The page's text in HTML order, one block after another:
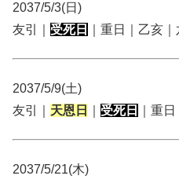
2037/5/3(日)
友引｜ 受死日 ｜重日｜乙亥
2037/5/9(土)
友引｜ 天恩日 受死日 ｜重
2037/5/21(木)